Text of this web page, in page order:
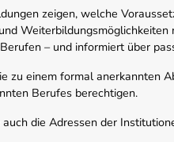
zeigen, welche
– und informiert über
zu einem formal anerkannten
Berufes berechtigen.
die Adressen der